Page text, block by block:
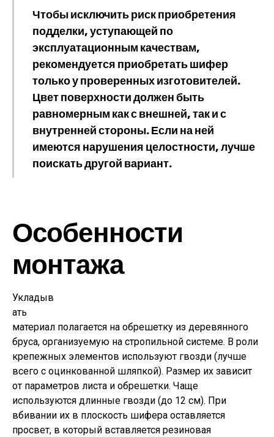
Чтобы исключить риск приобретения
подделки, уступающей по
эксплуатационным качествам,
рекомендуется приобретать шифер
только у проверенных изготовителей.
Цвет поверхности должен быть
равномерным как с внешней, так и с
внутренней стороны. Если на ней
имеются нарушения целостности, лучше
поискать другой вариант.
Особенности
монтажа
Укладыв
ать
материал полагается на обрешетку из деревянного
бруса, организуемую на стропильной системе. В роли
крепежных элементов используют гвозди (лучше
всего с оцинкованной шляпкой). Размер их зависит
от параметров листа и обрешетки. Чаще
используются длинные гвозди (до 12 см). При
вбивании их в плоскость шифера оставляется
просвет, в который вставляется резиновая